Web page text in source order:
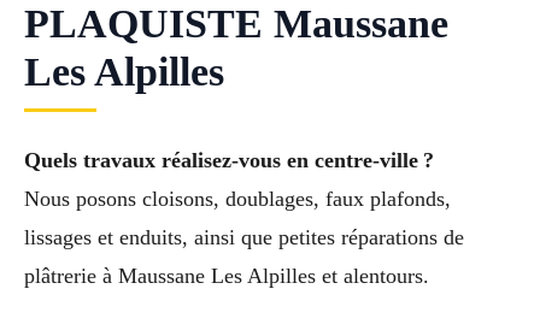
PLAQUISTE Maussane
Les Alpilles
Quels travaux réalisez-vous en centre-ville ?
Nous posons cloisons, doublages, faux plafonds,
lissages et enduits, ainsi que petites réparations de
plâtrerie à Maussane Les Alpilles et alentours.